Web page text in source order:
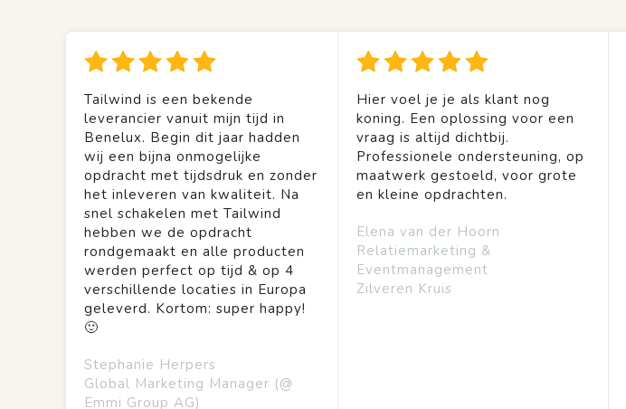
Tailwind is een bekende
leverancier vanuit mijn tijd in
Benelux. Begin dit jaar hadden
wij een bijna onmogelijke
opdracht met tijdsdruk en zonder
het inleveren van kwaliteit. Na
snel schakelen met Tailwind
hebben we de opdracht
rondgemaakt en alle producten
werden perfect op tijd & op 4
verschillende locaties in Europa
geleverd. Kortom: super happy!
🙂
Stephanie Herpers
Global Marketing Manager (@
Emmi Group AG)
Hier voel je je als klant nog
koning. Een oplossing voor een
vraag is altijd dichtbij.
Professionele ondersteuning, op
maatwerk gestoeld, voor grote
en kleine opdrachten.
Elena van der Hoorn
Relatiemarketing &
Eventmanagement
Zilveren Kruis